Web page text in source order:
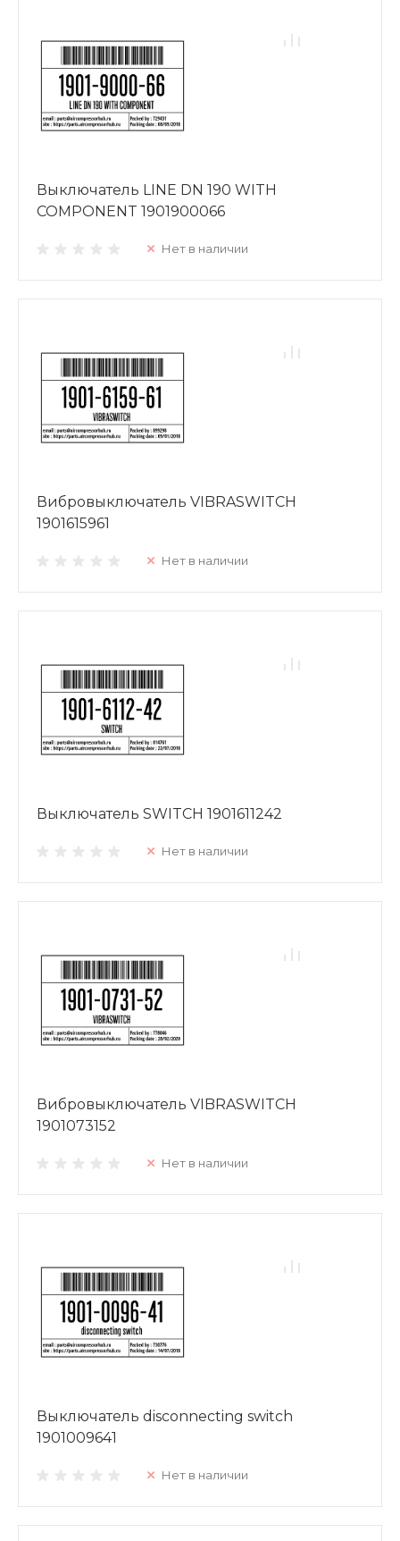
Выключатель LINE DN 190 WITH
COMPONENT 1901900066
Нет в наличии
Вибровыключатель VIBRASWITCH
1901615961
Нет в наличии
Выключатель SWITCH 1901611242
Нет в наличии
Вибровыключатель VIBRASWITCH
1901073152
Нет в наличии
Выключатель disconnecting switch
1901009641
Нет в наличии